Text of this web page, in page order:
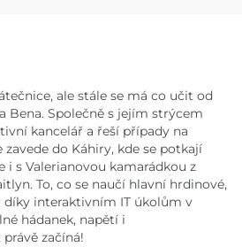
ale stále se má co učit od
Bena. Společně s jejím strýcem
kancelář a řeší případy na
zavede do Káhiry, kde se potkají
i s Valerianovou kamarádkou z
To, co se naučí hlavní hrdinové,
díky interaktivním IT úkolům v
hádanek, napětí i
začíná!